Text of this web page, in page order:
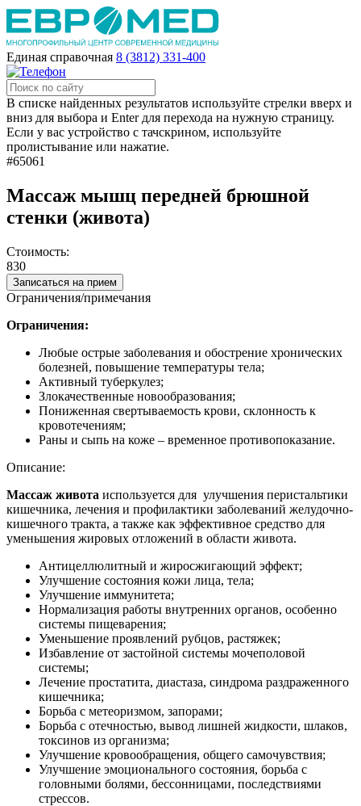
Единая справочная 8 (3812) 331-400
В списке найденных результатов используйте стрелки вверх и
вниз для выбора и Enter для перехода на нужную страницу.
Если у вас устройство с тачскрином, используйте
пролистывание или нажатие.
#65061
Массаж мышц передней брюшной
стенки (живота)
Стоимость:
830
Записаться на прием
Ограничения/примечания
Ограничения:
Любые острые заболевания и обострение хронических
болезней, повышение температуры тела;
Активный туберкулез;
Злокачественные новообразования;
Пониженная свертываемость крови, склонность к
кровотечениям;
Раны и сыпь на коже – временное противопоказание.
Описание:
Массаж живота используется для улучшения перистальтики
кишечника, лечения и профилактики заболеваний желудочно-
кишечного тракта, а также как эффективное средство для
уменьшения жировых отложений в области живота.
Антицеллюлитный и жиросжигающий эффект;
Улучшение состояния кожи лица, тела;
Улучшение иммунитета;
Нормализация работы внутренних органов, особенно
системы пищеварения;
Уменьшение проявлений рубцов, растяжек;
Избавление от застойной системы мочеполовой
системы;
Лечение простатита, диастаза, синдрома раздраженного
кишечника;
Борьба с метеоризмом, запорами;
Борьба с отечностью, вывод лишней жидкости, шлаков,
токсинов из организма;
Улучшение кровообращения, общего самочувствия;
Улучшение эмоционального состояния, борьба с
головными болями, бессонницами, последствиями
стрессов.